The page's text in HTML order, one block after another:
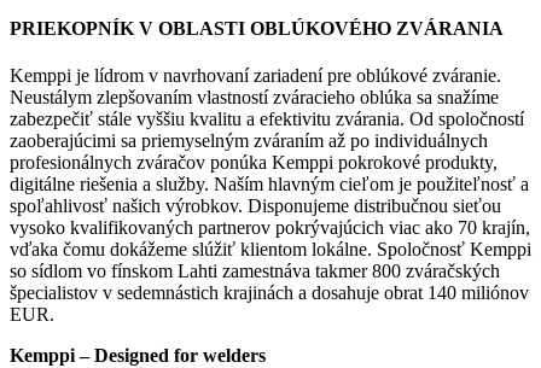
PRIEKOPNÍK V OBLASTI OBLÚKOVÉHO ZVÁRANIA
Kemppi je lídrom v navrhovaní zariadení pre oblúkové zváranie.
Neustálym zlepšovaním vlastností zváracieho oblúka sa snažíme
zabezpečiť stále vyššiu kvalitu a efektivitu zvárania. Od spoločností
zaoberajúcimi sa priemyselným zváraním až po individuálnych
profesionálnych zváračov ponúka Kemppi pokrokové produkty,
digitálne riešenia a služby. Naším hlavným cieľom je použiteľnosť a
spoľahlivosť našich výrobkov. Disponujeme distribučnou sieťou
vysoko kvalifikovaných partnerov pokrývajúcich viac ako 70 krajín,
vďaka čomu dokážeme slúžiť klientom lokálne. Spoločnosť Kemppi
so sídlom vo fínskom Lahti zamestnáva takmer 800 zváračských
špecialistov v sedemnástich krajinách a dosahuje obrat 140 miliónov
EUR.
Kemppi – Designed for welders